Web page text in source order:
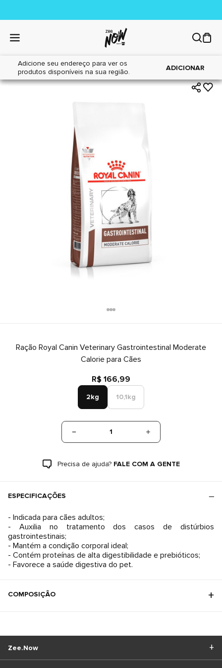
Adicione seu endereço para ver os
produtos disponíveis na sua região.
ADICIONAR
Home|Cães|Alimentos
Ração Royal Canin Veterinary Gastrointestinal Moderate
Calorie para Cães
R$ 166,99
2kg 10,1kg
1
Precisa de ajuda? FALE COM A GENTE
ESPECIFICAÇÕES
- Indicada para cães adultos;
- Auxilia no tratamento dos casos de distúrbios
gastrointestinais;
- Mantém a condição corporal ideal;
- Contém proteínas de alta digestibilidade e prebióticos;
COMPOSIÇÃO
Zee.Now